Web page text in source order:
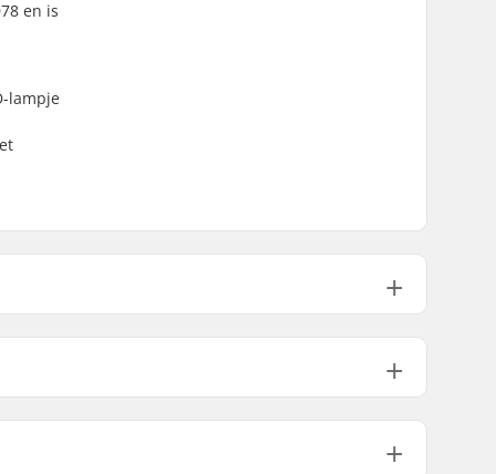
en is
lampje
50cm, 51cm, 52cm, 53cm, 54cm
EPS